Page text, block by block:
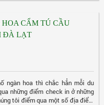
CẨM TÚ CẦU
ĐÀ LẠT
ngàn hoa thì chắc hẳn mỗi du
những điểm check in ở những
tôi điểm qua một số địa điểm